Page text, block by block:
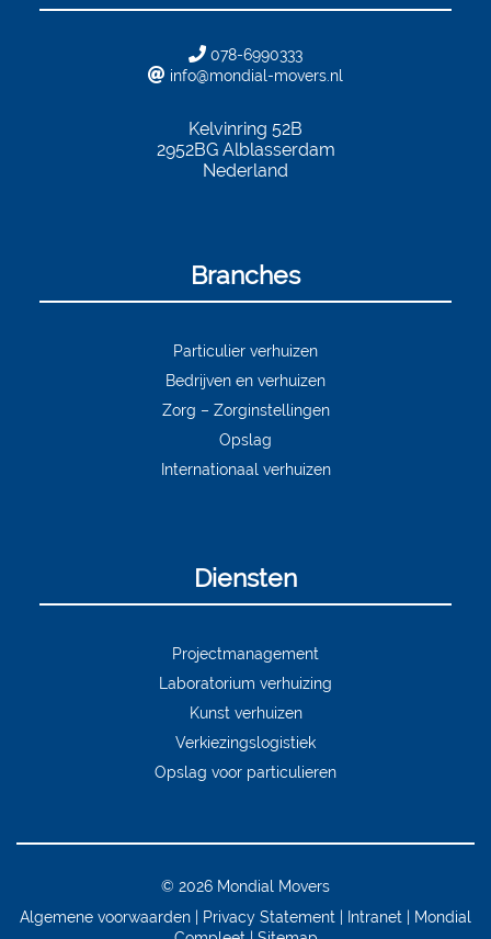
078-6990333
info@mondial-movers.nl
Kelvinring 52B
2952BGAlblasserdam
Nederland
Branches
Particulier verhuizen
Bedrijven en verhuizen
Zorg – Zorginstellingen
Opslag
Internationaal verhuizen
Diensten
Projectmanagement
Laboratorium verhuizing
Kunst verhuizen
Verkiezingslogistiek
Opslag voor particulieren
© 2026 Mondial Movers
Algemene voorwaarden Privacy Statement Intranet
Mondial